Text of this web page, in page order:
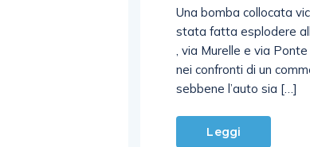
Una bomba collocata
stata fatta esplodere
, via Murelle e via
nei confronti di un
sebbene l’auto sia […]
Leggi